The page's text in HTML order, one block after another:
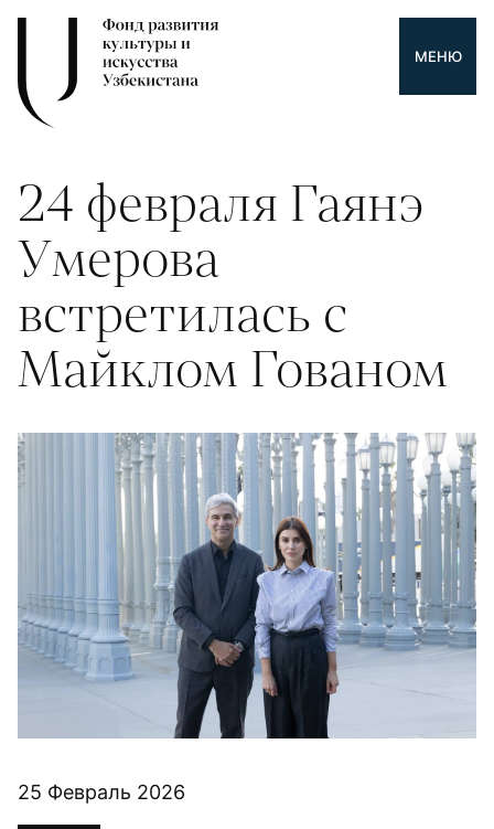
МЕНЮ
24 февраля Гаянэ
Умерова
встретилась с
Майклом Гованом
25 Февраль 2026